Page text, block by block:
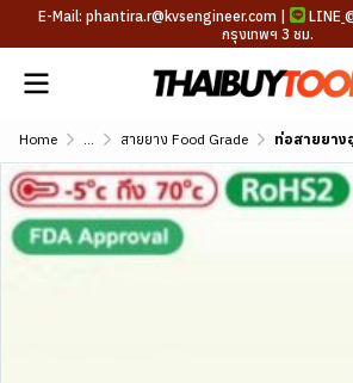
E-Mail: phantira.r@kvsengineer.com | LINE
กรุงเทพฯ 3 ชม.
Home ... สายยาง Food Grade ท่อสายยางอุตสาหกรร